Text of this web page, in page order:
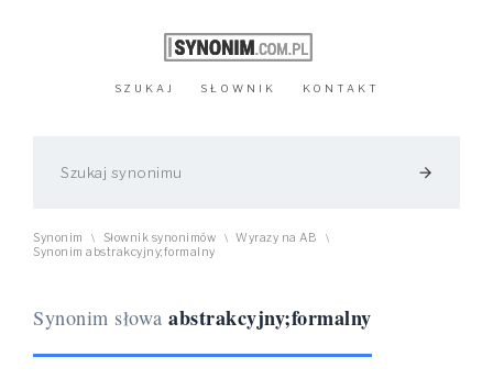
SZUKAJ SŁOWNIK KONTAKT
arrow_forward
Synonim \ Słownik synonimów \ Wyrazy na AB \
Synonim abstrakcyjny;formalny
Synonim słowa abstrakcyjny;formalny